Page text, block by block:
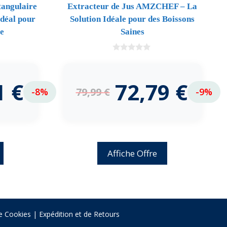
pour
€ -8%
Extracteur de Jus AMZCHEF – La
Solution Idéale pour des Boissons
Saines
79,99€ 72,79 € -9%
Affiche Offre
Cookies | Expédition et de Retours